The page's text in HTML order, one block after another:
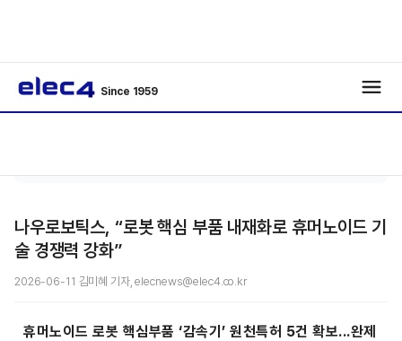
Since 1959
나우로보틱스, “로봇 핵심 부품 내재화로 휴머노이드 기
술 경쟁력 강화”
2026-06-11 김미혜 기자, elecnews@elec4.co.kr
휴머노이드 로봇 핵심부품 ‘감속기’ 원천특허 5건 확보...완제